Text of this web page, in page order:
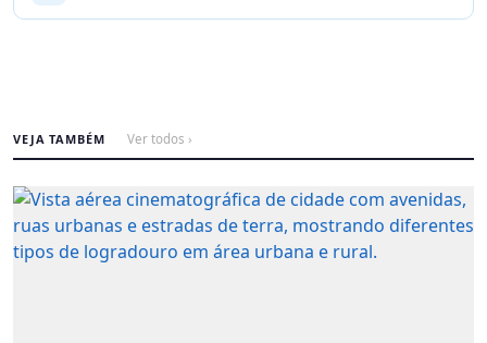
VEJA TAMBÉM Ver todos ›